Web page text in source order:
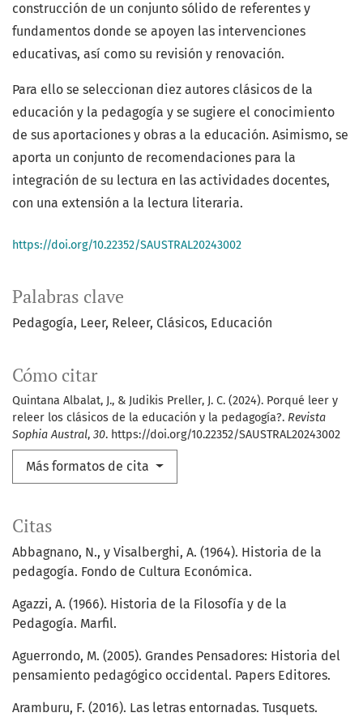
Palabras clave
Pedagogía Leer Releer Clásicos Educación
Cómo citar
Quintana Albalat, J., & Judikis Preller, J. C. (2024). Porqué leer y
releer los clásicos de la educación y la pedagogía?. Revista
Sophia Austral, 30. https://doi.org/10.22352/SAUSTRAL20243002
Más formatos de cita
construcción de un conjunto sólido de referentes y
fundamentos donde se apoyen las intervenciones
educativas, así como su revisión y renovación.
Para ello se seleccionan diez autores clásicos de la
educación y la pedagogía y se sugiere el conocimiento
de sus aportaciones y obras a la educación. Asimismo, se
aporta un conjunto de recomendaciones para la
integración de su lectura en las actividades docentes,
con una extensión a la lectura literaria.
https://doi.org/10.22352/SAUSTRAL20243002
Citas
Abbagnano, N., y Visalberghi, A. (1964). Historia de la
pedagogía. Fondo de Cultura Económica.
Agazzi, A. (1966). Historia de la Filosofía y de la
Pedagogía. Marfil.
Aguerrondo, M. (2005). Grandes Pensadores: Historia del
pensamiento pedagógico occidental. Papers Editores.
Aramburu, F. (2016). Las letras entornadas. Tusquets.